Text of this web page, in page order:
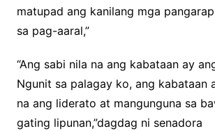
matupad ang kanilang mga
sa pag-aaral,”
“Ang sabi nila na ang kabataan ay
Ngunit sa palagay ko, ang kabataan
na ang liderato at mangunguna sa
gating lipunan,”dagdag ni senadora